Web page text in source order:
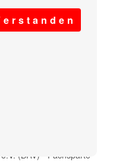
e r s t a n d e n
(BRV) - Fachsparte